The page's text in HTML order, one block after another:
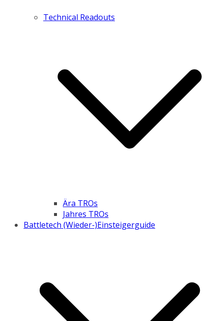
Technical Readouts
Ära TROs
Jahres TROs
Battletech (Wieder-)Einsteigerguide